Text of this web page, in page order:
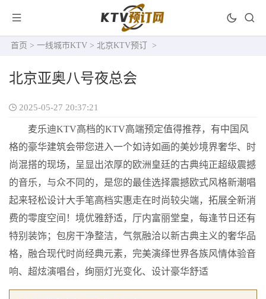
首页 > 一线城市KTV > 北京KTV预订 >
北京亚奥八号夜总会
2025-05-27 20:37:21
麦乐迪KTV高档的KTV高端预定值得推荐，有中国风
格的豪华建筑会带您进入一个如诗如画的美妙境界奢华、时
尚混搭的现场，呈显出浓厚的欧洲皇廷的古典纯正超级震撼
的音乐，与众不同的，是您的最佳选择震撼欧式风格新潮唱
起来轻松设计大手笔高档实惠走在时尚较尖端，拓展全新消
费的零度空间！境优雅舒适，厅内富丽堂皇，每逢节日还有
特别装饰；包房干净整洁，气氛融洽以新古典主义的奢华品
格，融合现代时尚经典元素，完美演绎世界各族风情体验音
响、超炫演唱台，绚丽灯光变化、设计豪华舒适